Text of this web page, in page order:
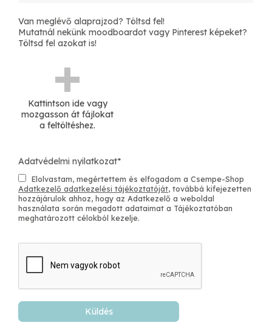
Van meglévő alaprajzod? Töltsd fel!
Mutatnál nekünk moodboardot vagy Pinterest képeket?
Töltsd fel azokat is!
Kattintson ide vagy
mozgasson át fájlokat
a feltöltéshez.
Adatvédelmi nyilatkozat*
Elolvastam, megértettem és elfogadom a Csempe-Shop
Adatkezelő adatkezelési tájékoztatóját, továbbá kifejezetten
hozzájárulok ahhoz, hogy az Adatkezelő a weboldal
használata során megadott adataimat a Tájékoztatóban
meghatározott célokból kezelje.
Küldés